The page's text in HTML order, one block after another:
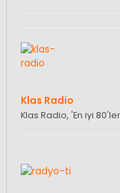
Klas Radio
Klas Radio, 'En iyi